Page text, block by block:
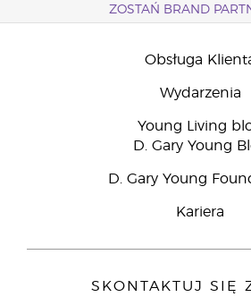
ZOSTAŃ BRAND
Obsługa
Wydarzenia
Young Living
D. Gary Young
D. Gary Young
Kariera
SKONTAKTUJ SIĘ